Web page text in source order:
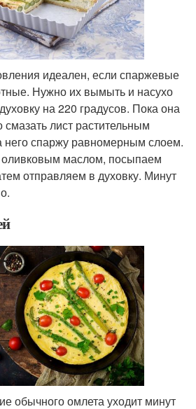
идеален, если спаржевые
Нужно их вымыть и насухо
на 220 градусов. Пока она
смазать лист растительным
спаржу равномерным слоем.
маслом, посыпаем
отправляем в духовку. Минут
обычного омлета уходит минут